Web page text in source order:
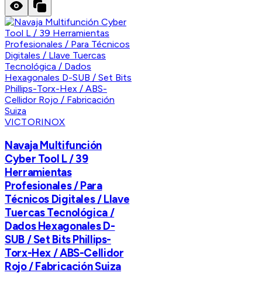
VICTORINOX
Navaja Multifunción
Cyber Tool L / 39
Herramientas
Profesionales / Para
Técnicos Digitales / Llave
Tuercas Tecnológica /
Dados Hexagonales D-
SUB / Set Bits Phillips-
Torx-Hex / ABS-Cellidor
Rojo / Fabricación Suiza